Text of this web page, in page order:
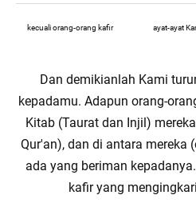
kecuali orang-orang kafir ayat-ayat
Dan demikianlah Kami
kepadamu. Adapun orang-
Kitab (Taurat dan Injil)
Qur'an), dan di antara mereka
ada yang beriman
kafir yang